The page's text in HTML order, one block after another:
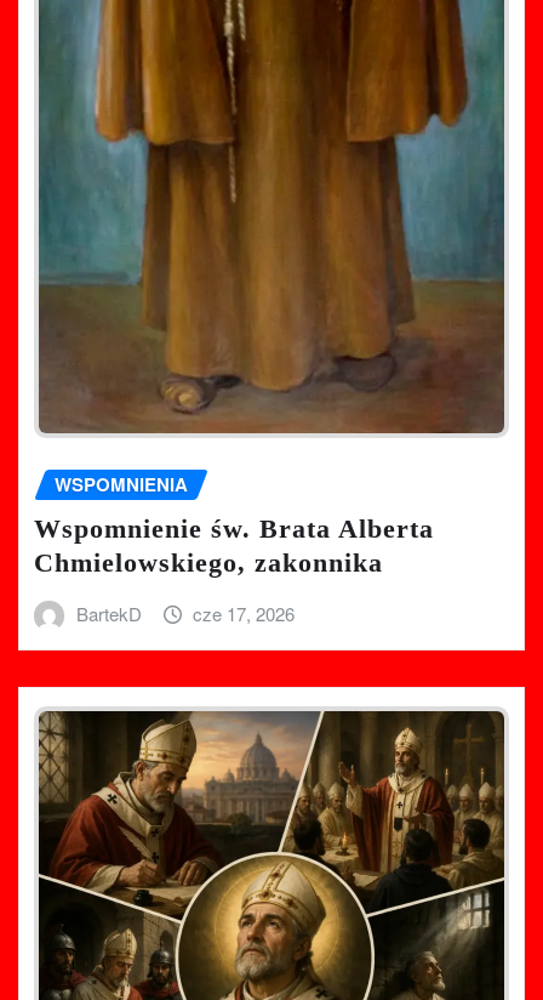
WSPOMNIENIA
Wspomnienie św. Brata Alberta
Chmielowskiego, zakonnika
BartekD cze 17, 2026